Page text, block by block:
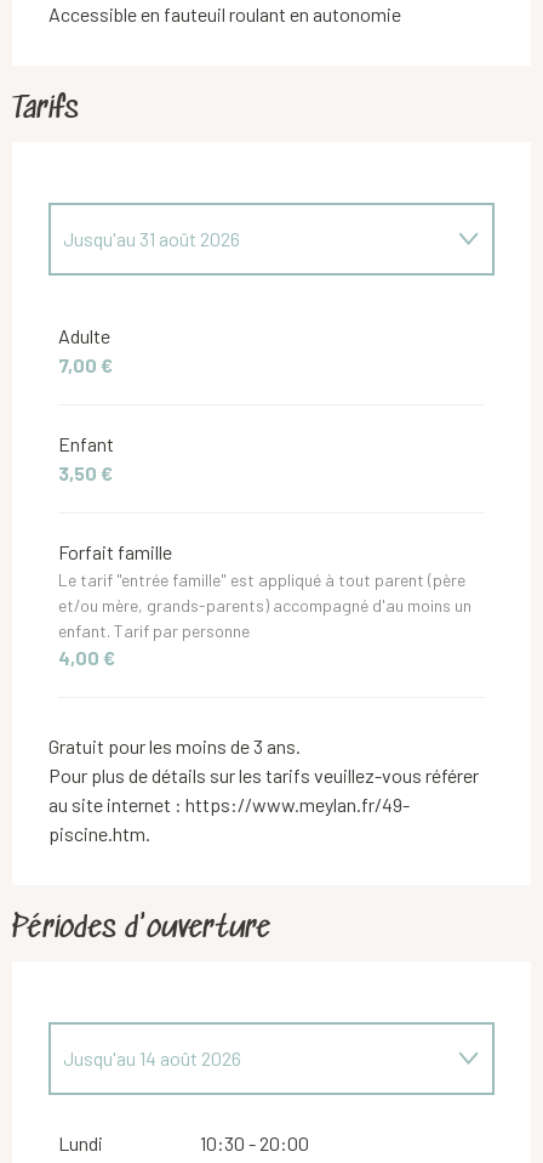
Accessible en fauteuil roulant en autonomie
Tarifs
Jusqu'au 31 août 2026
Adulte
7,00 €
Enfant
3,50 €
Forfait famille
Le tarif "entrée famille" est appliqué à tout parent (père
et/ou mère, grands-parents) accompagné d'au moins un
enfant. Tarif par personne
4,00 €
Gratuit pour les moins de 3 ans.
Pour plus de détails sur les tarifs veuillez-vous référer
au site internet : https://www.meylan.fr/49-
piscine.htm.
Périodes d'ouverture
Jusqu'au 14 août 2026
Lundi 10:30 - 20:00